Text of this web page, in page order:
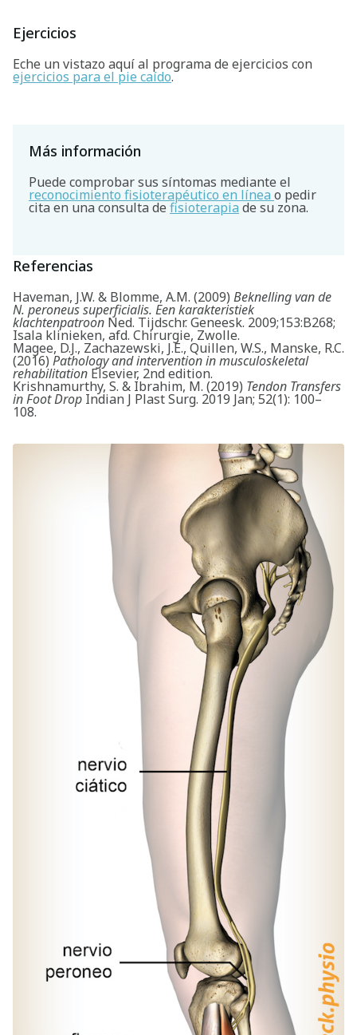
Ejercicios
Eche un vistazo aquí al programa de ejercicios con
ejercicios para el pie caído.
Más información
Puede comprobar sus síntomas mediante el
reconocimiento fisioterapéutico en línea o pedir
cita en una consulta de fisioterapia de su zona.
Referencias
Haveman, J.W. & Blomme, A.M. (2009) Beknelling van de
N. peroneus superficialis. Een karakteristiek
klachtenpatroon Ned. Tijdschr. Geneesk. 2009;153:B268;
Isala klinieken, afd. Chirurgie, Zwolle.
Magee, D.J., Zachazewski, J.E., Quillen, W.S., Manske, R.C.
(2016) Pathology and intervention in musculoskeletal
rehabilitation Elsevier, 2nd edition.
Krishnamurthy, S. & Ibrahim, M. (2019) Tendon Transfers
in Foot Drop Indian J Plast Surg. 2019 Jan; 52(1): 100–
108.